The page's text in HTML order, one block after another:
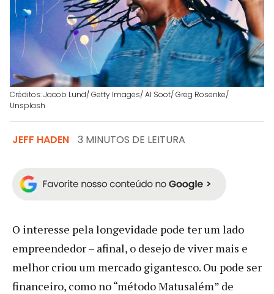
Créditos: Jacob Lund/ Getty Images/ Al Soot/ Greg Rosenke/
Unsplash
JEFF HADEN 3 MINUTOS DE LEITURA
O interesse pela longevidade pode ter um lado
empreendedor – afinal, o desejo de viver mais e
melhor criou um mercado gigantesco. Ou pode ser
financeiro, como no “método Matusalém” de